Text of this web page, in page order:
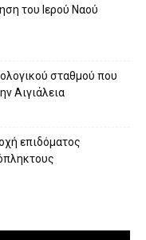
του Ιερού Ναού
σταθμού που
Αιγιάλεια
επιδόματος